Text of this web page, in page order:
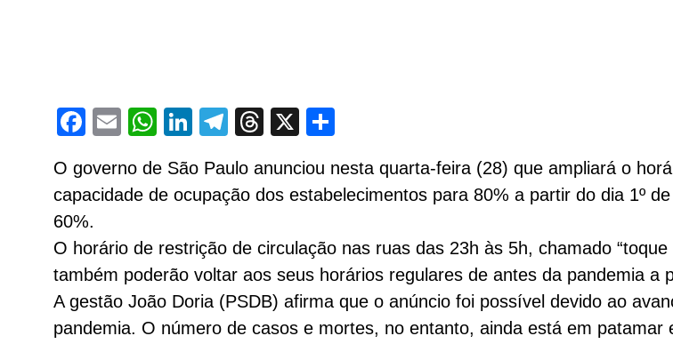
Facebook
EmailWhatsApp
LinkedIn
Telegram
Threads
X
O governo de São Paulo anunciou nesta quarta-feira (28) que ampliará o
capacidade de ocupação dos estabelecimentos para 80% a partir do dia 1º
60%.
O horário de restrição de circulação nas ruas das 23h às 5h, chamado
também poderão voltar aos seus horários regulares de antes da pandemia a
A gestão João Doria (PSDB) afirma que o anúncio foi possível devido ao
pandemia. O número de casos e mortes, no entanto, ainda está em patamar